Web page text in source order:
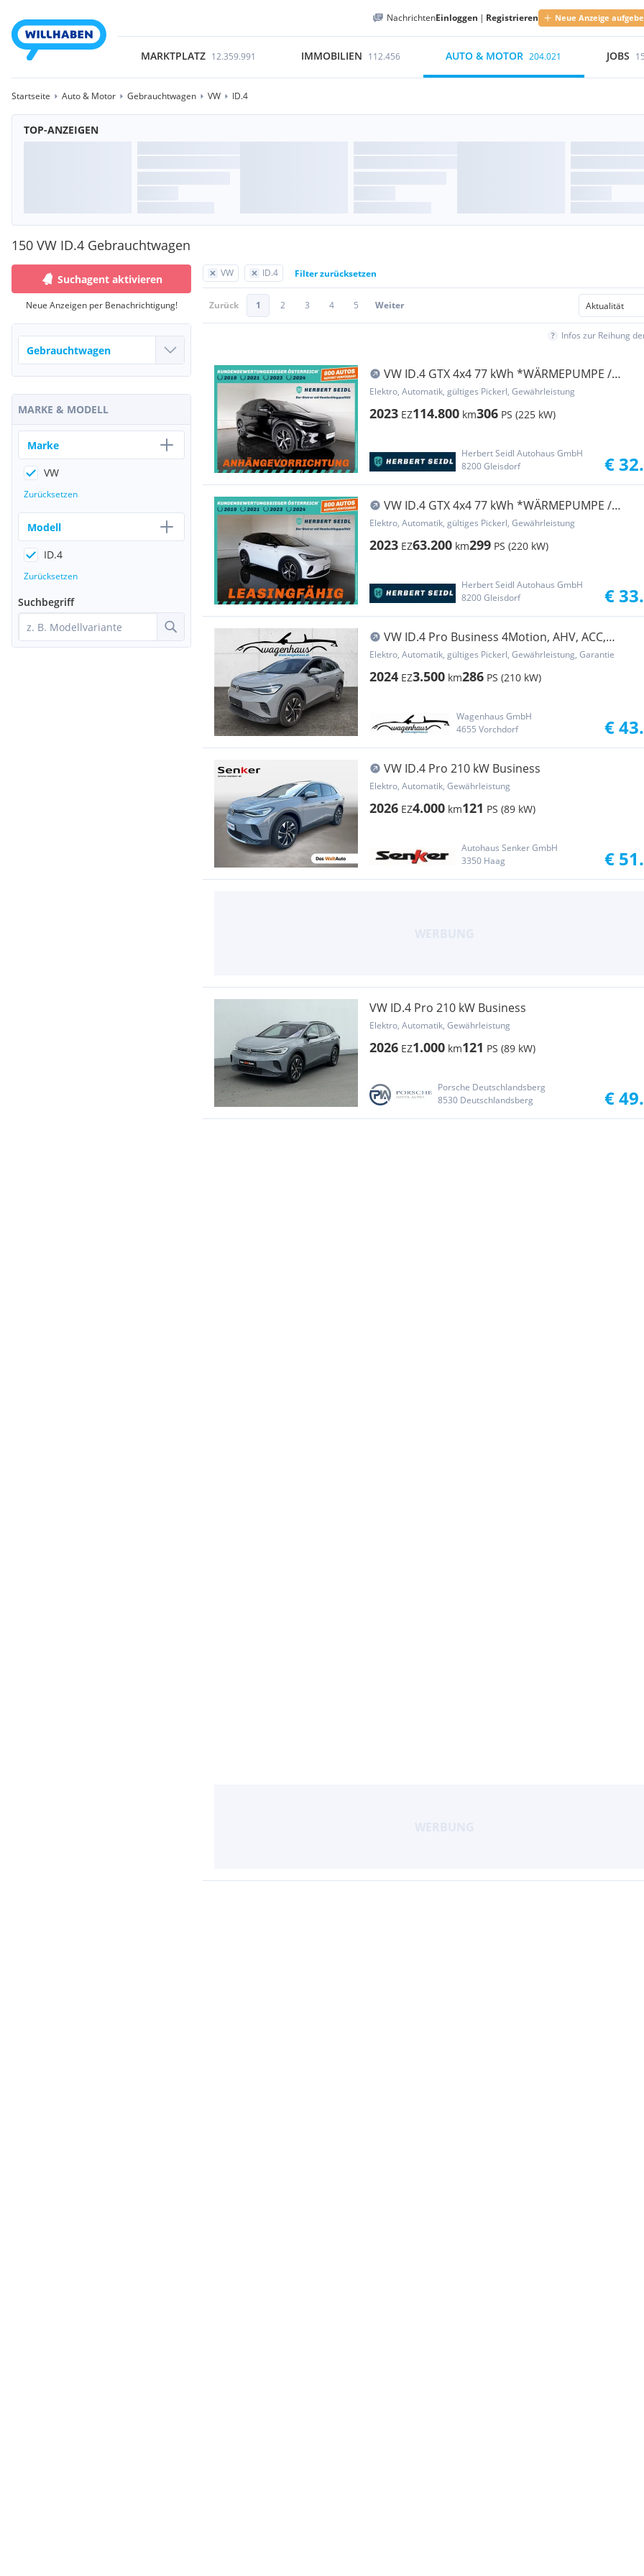
NachrichtenEinloggen | Registrieren Neue Anzeige
MARKTPLATZ 12.359.991 IMMOBILIEN 112.456 AUTO & MOTOR 204.021 JOBS
Startseite Auto & Motor Gebrauchtwagen VW ID.4
TOP-ANZEIGEN
150 VW ID.4 Gebrauchtwagen
VW ID.4 Filter zurücksetzen
Zurück 1 2 3 4 5 Weiter
Infos zur Reihung
VW ID.4 GTX 4x4 77 kWh *WÄRMEPUMPE /
MATRIX-LED / ...
Elektro, Automatik, gültiges Pickerl, Gewährleistung
2023 EZ114.800 km306 PS (225 kW)
Herbert Seidl Autohaus GmbH
8200 Gleisdorf
€
VW ID.4 GTX 4x4 77 kWh *WÄRMEPUMPE /
MATRIX-LED / ...
Elektro, Automatik, gültiges Pickerl, Gewährleistung
2023 EZ63.200 km299 PS (220 kW)
Herbert Seidl Autohaus GmbH
8200 Gleisdorf
€
VW ID.4 Pro Business 4Motion, AHV, ACC,
Neuwagenzu...
Elektro, Automatik, gültiges Pickerl, Gewährleistung, Garantie
2024 EZ3.500 km286 PS (210 kW)
Wagenhaus GmbH
4655 Vorchdorf
€
VW ID.4 Pro 210 kW Business
Elektro, Automatik, Gewährleistung
2026 EZ4.000 km121 PS (89 kW)
Autohaus Senker GmbH
3350 Haag
€
VW ID.4 Pro 210 kW Business
Elektro, Automatik, Gewährleistung
2026 EZ1.000 km121 PS (89 kW)
Porsche Deutschlandsberg
8530 Deutschlandsberg
€
Suchagent aktivieren
Neue Anzeigen per Benachrichtigung!
MARKE & MODELL
Marke
VW
Zurücksetzen
Modell
ID.4
Zurücksetzen
Suchbegriff